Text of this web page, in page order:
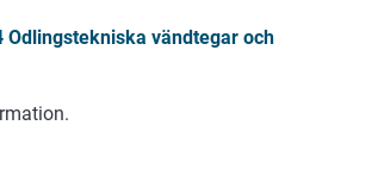
Odlingstekniska vändtegar och